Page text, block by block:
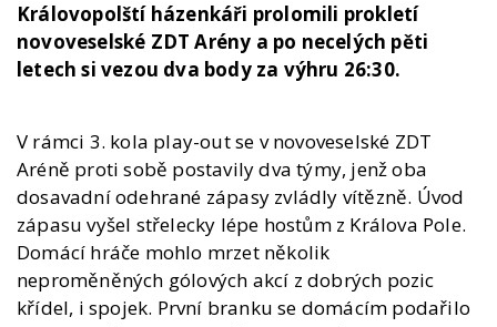
Královopolští házenkáři prolomili prokletí
novoveselské ZDT Arény a po necelých pěti
letech si vezou dva body za výhru 26:30.
V rámci 3. kola play-out se v novoveselské ZDT
Aréně proti sobě postavily dva týmy, jenž oba
dosavadní odehrané zápasy zvládly vítězně. Úvod
zápasu vyšel střelecky lépe hostům z Králova Pole.
Domácí hráče mohlo mrzet několik
neproměněných gólových akcí z dobrých pozic
křídel, i spojek. První branku se domácím podařilo